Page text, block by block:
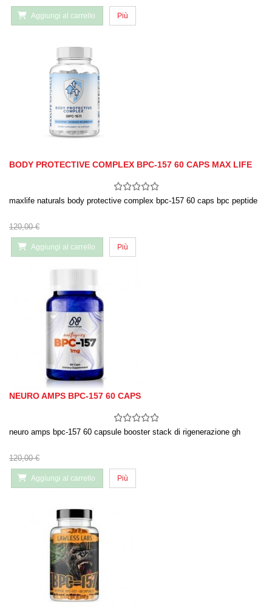
Aggiungi al carrello Più
BODY PROTECTIVE COMPLEX BPC-157 60 CAPS MAX LIFE
maxlife naturals body protective complex bpc-157 60 caps bpc peptide
120,00 €
Aggiungi al carrello Più
NEURO AMPS BPC-157 60 CAPS
neuro amps bpc-157 60 capsule booster stack di rigenerazione gh
120,00 €
Aggiungi al carrello Più